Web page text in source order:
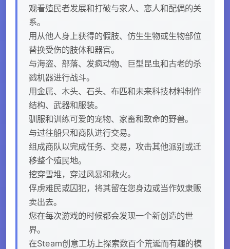
观看殖民者发展和打破与家人、恋人和配偶的关
系。
用从他人身上获得的假肢、仿生生物或生物部位
替换受伤的肢体和器官。
与海盗、部落、发疯动物、巨型昆虫和古老的杀
戮机器进行战斗。
用金属、木头、石头、布匹和未来科技材料制作
结构、武器和服装。
驯服和训练可爱的宠物、家畜和致命的野兽。
与过往船只和商队进行交易。
组成商队以完成任务、交易，攻击其他派别或迁
移整个殖民地。
挖穿雪堆，穿过风暴和救火。
俘虏难民或囚犯，将其留在您身边或当作奴隶贩
卖出去。
您在每次游戏的时候都会发现一个新创造的世
界。
在Steam创意工坊上探索数百个荒诞而有趣的模